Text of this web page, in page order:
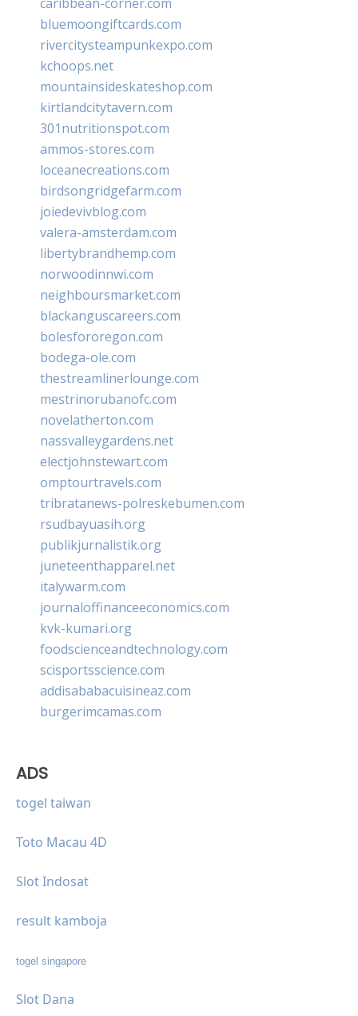
bluemoongiftcards.com
rivercitysteampunkexpo.com
kchoops.net
mountainsideskateshop.com
kirtlandcitytavern.com
301nutritionspot.com
ammos-stores.com
loceanecreations.com
birdsongridgefarm.com
joiedevivblog.com
valera-amsterdam.com
libertybrandhemp.com
norwoodinnwi.com
neighboursmarket.com
blackanguscareers.com
bolesfororegon.com
bodega-ole.com
thestreamlinerlounge.com
mestrinorubanofc.com
novelatherton.com
nassvalleygardens.net
electjohnstewart.com
omptourtravels.com
tribratanews-polreskebumen.com
rsudbayuasih.org
publikjurnalistik.org
juneteenthapparel.net
italywarm.com
journaloffinanceeconomics.com
kvk-kumari.org
foodscienceandtechnology.com
scisportsscience.com
addisababacuisineaz.com
burgerimcamas.com
ADS
togel taiwan
Toto Macau 4D
Slot Indosat
result kamboja
togel singapore
Slot Dana